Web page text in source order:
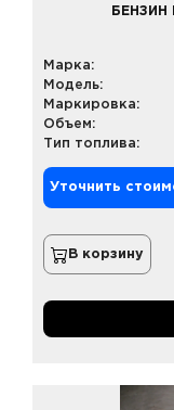
БЕНЗИН
Марка:
Модель:
Маркировка:
Объем:
Тип топлива:
Уточнить
В корзину